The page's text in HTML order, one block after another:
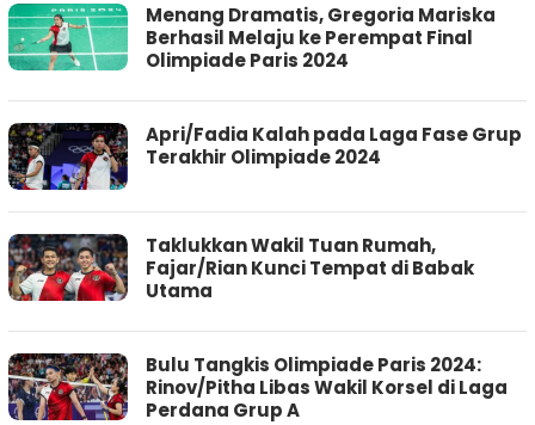
Menang Dramatis, Gregoria Mariska
Berhasil Melaju ke Perempat Final
Olimpiade Paris 2024
Apri/Fadia Kalah pada Laga Fase Grup
Terakhir Olimpiade 2024
Taklukkan Wakil Tuan Rumah,
Fajar/Rian Kunci Tempat di Babak
Utama
Bulu Tangkis Olimpiade Paris 2024:
Rinov/Pitha Libas Wakil Korsel di Laga
Perdana Grup A